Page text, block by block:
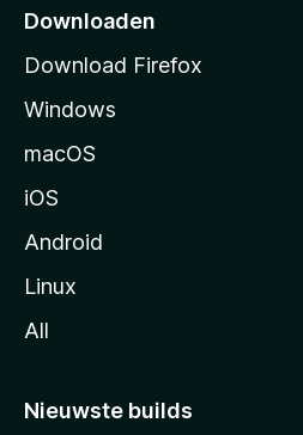
p
g
i
Downloaden
Download Firefox
Windows
macOS
iOS
Android
Linux
All
Nieuwste builds